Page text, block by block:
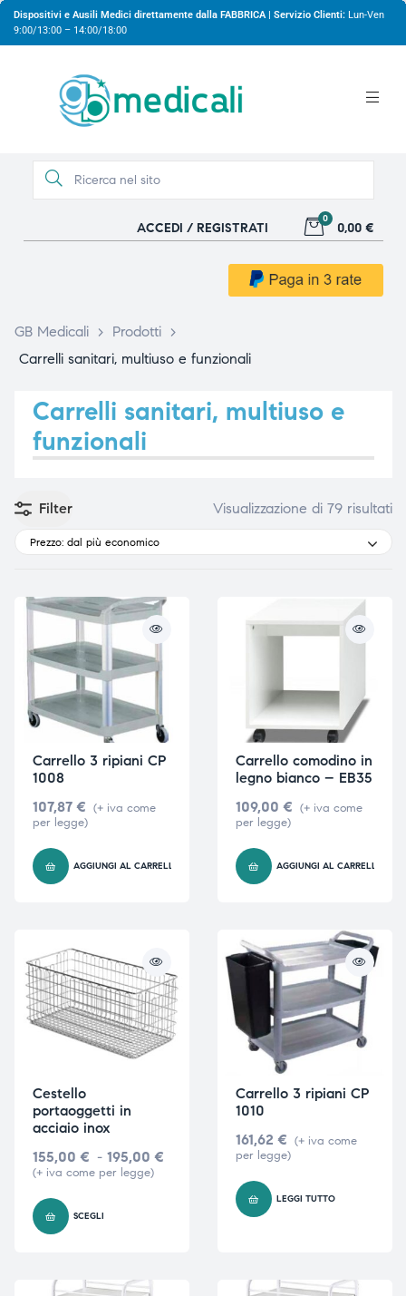
Dispositivi e Ausili Medici direttamente dalla FABBRICA | Servizio Clienti: Lun-Ven
9:00/13:00 – 14:00/18:00
ACCEDI / REGISTRATI
0
0,00 €
GB Medicali > Prodotti
>
Carrelli sanitari, multiuso e funzionali
Carrelli sanitari, multiuso e
funzionali
Filter Visualizzazione di 79 risultati
Prezzo: dal più economico
Carrello 3 ripiani CP
1008
107,87 € (+ iva come
per legge)
AGGIUNGI AL CARRELLO
Carrello comodino in
legno bianco – EB35
109,00 € (+ iva come
per legge)
AGGIUNGI AL CARRELLO
Cestello
portaoggetti in
acciaio inox
155,00 € - 195,00 €
(+ iva come per legge)
SCEGLI
Carrello 3 ripiani CP
1010
161,62 € (+ iva come
per legge)
LEGGI TUTTO